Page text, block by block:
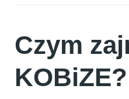
Czym
KOBiZE?